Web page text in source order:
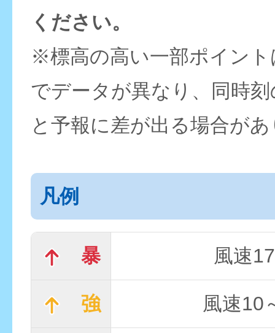
ください。
※標高の高い一部ポイン
でデータが異なり、同時
と予報に差が出る場合が
凡例
暴 風速
強 風速10